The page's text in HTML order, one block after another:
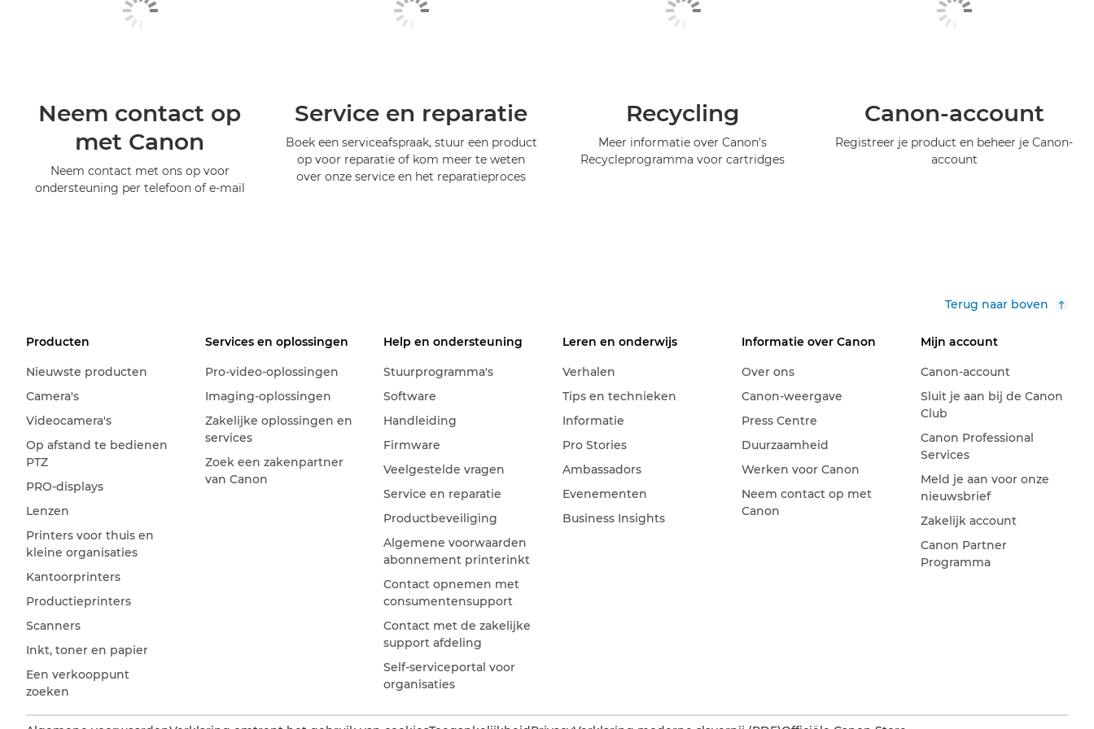
Neem contact op
met Canon
Neem contact met ons op voor
ondersteuning per telefoon of e-mail
Service en reparatie
Boek een serviceafspraak, stuur een product
op voor reparatie of kom meer te weten
over onze service en het reparatieproces
Recycling
Meer informatie over Canon's
Recycleprogramma voor cartridges
Canon-account
Registreer je product en beheer je Canon-
account
Terug naar boven
Producten
Nieuwste producten
Camera's
Videocamera's
Op afstand te bedienen
PTZ
PRO-displays
Lenzen
Printers voor thuis en
kleine organisaties
Kantoorprinters
Productieprinters
Scanners
Inkt, toner en papier
Een verkooppunt
zoeken
Services en oplossingen
Pro-video-oplossingen
Imaging-oplossingen
Zakelijke oplossingen en
services
Zoek een zakenpartner
van Canon
Help en ondersteuning
Stuurprogramma's
Software
Handleiding
Firmware
Veelgestelde vragen
Service en reparatie
Productbeveiliging
Algemene voorwaarden
abonnement printerinkt
Contact opnemen met
consumentensupport
Contact met de zakelijke
support afdeling
Self-serviceportal voor
organisaties
Leren en onderwijs
Verhalen
Tips en technieken
Informatie
Pro Stories
Ambassadors
Evenementen
Business Insights
Informatie over Canon
Over ons
Canon-weergave
Press Centre
Duurzaamheid
Werken voor Canon
Neem contact op met
Canon
Mijn account
Canon-account
Sluit je aan bij de Canon
Club
Canon Professional
Services
Meld je aan voor onze
nieuwsbrief
Zakelijk account
Canon Partner
Programma